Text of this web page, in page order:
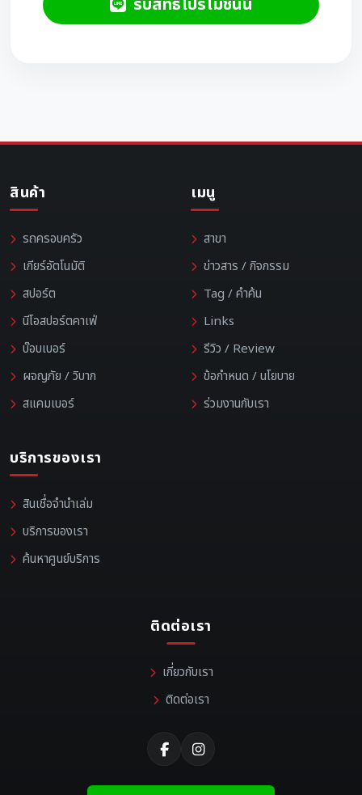
รับสิทธิ์โปรโมชั่นนี้
สินค้า
รถครอบครัว
เกียร์อัตโนมัติ
สปอร์ต
นีโอสปอร์ตคาเฟ่
บ๊อบเบอร์
ผจญภัย / วิบาก
สแคมเบอร์
เมนู
สาขา
ข่าวสาร / กิจกรรม
Tag / คำค้น
Links
รีวิว / Review
ข้อกำหนด / นโยบาย
ร่วมงานกับเรา
บริการของเรา
สินเชื่อจำนำเล่ม
บริการของเรา
ค้นหาศูนย์บริการ
ติดต่อเรา
เกี่ยวกับเรา
ติดต่อเรา